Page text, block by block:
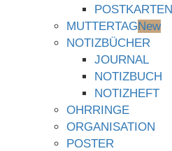
POSTKARTEN
MUTTERTAGNew
NOTIZBÜCHER
JOURNAL
NOTIZBUCH
NOTIZHEFT
OHRRINGE
ORGANISATION
POSTER